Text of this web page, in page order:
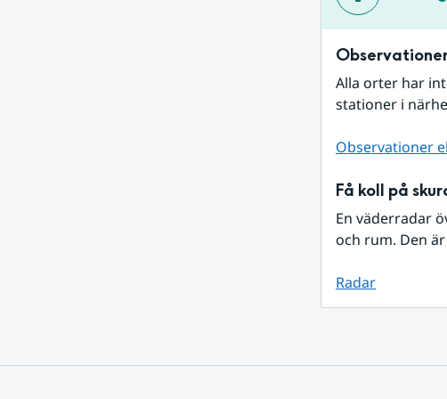
Alla orter har
stationer i
Observationer
Få koll på
En väderradar
och rum. Den
Radar